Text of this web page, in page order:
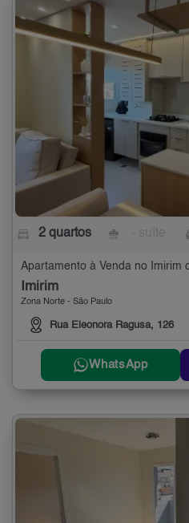
2 quartos
Apartamento à Venda no Imirim
Imirim
Zona Norte - São Paulo
Rua Eleonora Ragusa, 126
WhatsApp